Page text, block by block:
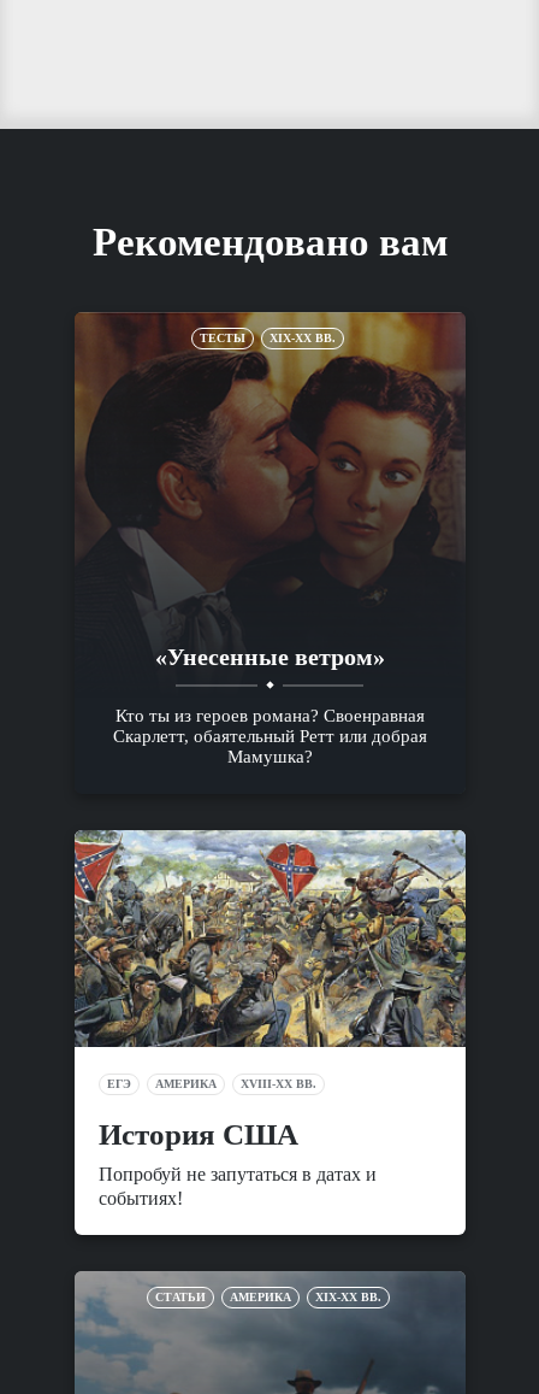
Рекомендовано вам
ТЕСТЫ XIX-XX ВВ.
«Унесенные ветром»
Кто ты из героев романа? Своенравная
Скарлетт, обаятельный Ретт или добрая
Мамушка?
ЕГЭ АМЕРИКА XVIII-XX ВВ.
История США
Попробуй не запутаться в датах и
событиях!
СТАТЬИ АМЕРИКА XIX-XX ВВ.